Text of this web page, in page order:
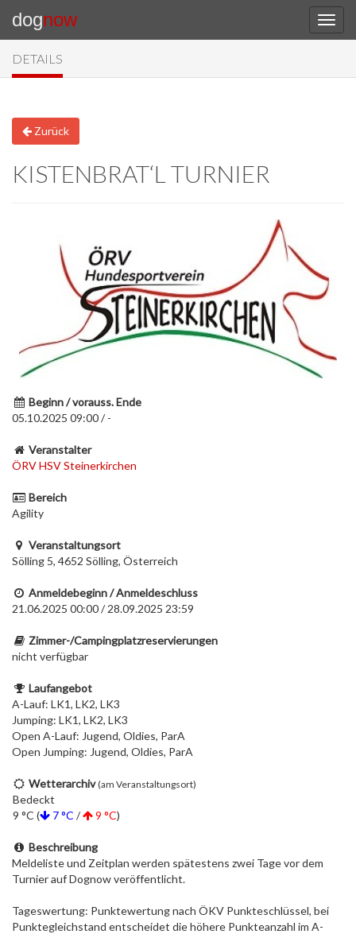
dognow
DETAILS
Zurück
KISTENBRAT‘L TURNIER
Beginn / vorauss. Ende
05.10.2025 09:00 / -
Veranstalter
ÖRV HSV Steinerkirchen
Bereich
Agility
Veranstaltungsort
Sölling 5, 4652 Sölling, Österreich
Anmeldebeginn / Anmeldeschluss
21.06.2025 00:00 / 28.09.2025 23:59
Zimmer-/Campingplatzreservierungen
nicht verfügbar
Laufangebot
A-Lauf: LK1, LK2, LK3
Jumping: LK1, LK2, LK3
Open A-Lauf: Jugend, Oldies, ParA
Open Jumping: Jugend, Oldies, ParA
Wetterarchiv (am Veranstaltungsort)
Bedeckt
9 °C (
7 °C / 9 °C)
Beschreibung
Meldeliste und Zeitplan werden spätestens zwei Tage vor dem
Turnier auf Dognow veröffentlicht.
Tageswertung: Punktewertung nach ÖKV Punkteschlüssel, bei
Punktegleichstand entscheidet die höhere Punkteanzahl im A-